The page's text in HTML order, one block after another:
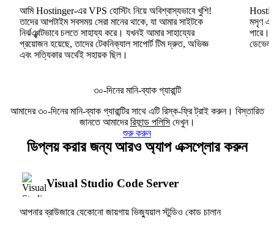
আমি Hostinger-এর VPS হোস্টিং নিয়ে অবিশ্বাস্যভাবে খুশি!
তাদের আপটাইম সবসময় সেরা মানের থাকে, যা আমার সাইটকে
নির্ঝঞ্ঝাটভাবে চলতে সাহায্য করে। যখনই আমার সাহায্যের
প্রয়োজন হয়েছে, তাদের টেকনিক্যাল সাপোর্ট টিম দ্রুত, অভিজ্ঞ
এবং সত্যিকার অর্থেই সহায়ক ছিল।
মসৃণ
৩০-দিনের মানি-ব্যাক গ্যারান্টি
আমাদের ৩০-দিনের মানি-ব্যাক গ্যারান্টির সাথে এটি রিস্ক-ফ্রি ট্রাই করুন। বিস্তারিত
জানতে আমাদেররিফান্ড পলিসিদেখুন।
শুরু করুন
ডিপ্লয় করার জন্য আরও অ্যাপ এক্সপ্লোর করুন
Visual Studio Code Server
আপনার ব্রাউজারে যেকোনো জায়গায় ভিজ্যুয়াল স্টুডিও কোড চালান